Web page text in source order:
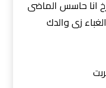
انا حاسس الماضى
زى والدك